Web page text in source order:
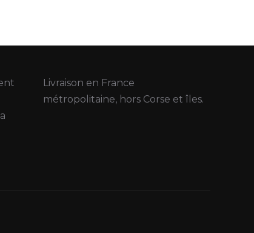
Livraison en France
métropolitaine, hors Corse et îles.